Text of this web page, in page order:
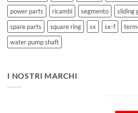
power parts
ricambi segmento sliding
spare parts
square ring sx sx-f
water pump shaft
I NOSTRI MARCHI